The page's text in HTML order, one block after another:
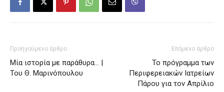
Προηγούμενο άρθρο
Μία ιστορία με παράθυρα… |
Του Θ. Μαρινόπουλου
Επόμενο άρθρο
Το πρόγραμμα των
Περιφερειακών Ιατρείων
Πάρου για τον Απρίλιο